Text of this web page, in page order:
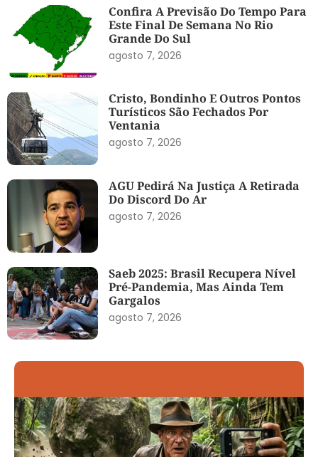
Confira A Previsão Do Tempo Para
Este Final De Semana No Rio
Grande Do Sul
agosto 7, 2026
Cristo, Bondinho E Outros Pontos
Turísticos São Fechados Por
Ventania
agosto 7, 2026
AGU Pedirá Na Justiça A Retirada
Do Discord Do Ar
agosto 7, 2026
Saeb 2025: Brasil Recupera Nível
Pré-Pandemia, Mas Ainda Tem
Gargalos
agosto 7, 2026